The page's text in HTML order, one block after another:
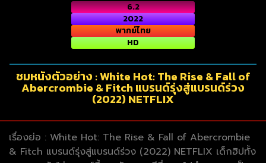
6.2
2022
พากย์ไทย
HD
ชมหนังตัวอย่าง : White Hot: The Rise & Fall of
Abercrombie & Fitch แบรนด์รุ่งสู่แบรนด์ร่วง
(2022) NETFLIX
เรื่องย่อ : White Hot: The Rise & Fall of Abercrombie
& Fitch แบรนด์รุ่งสู่แบรนด์ร่วง (2022) NETFLIX เด็กฮิปทั้ง